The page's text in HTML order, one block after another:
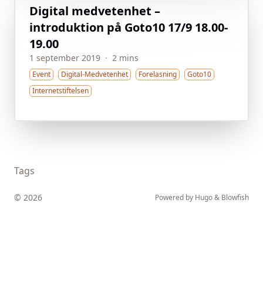
Digital medvetenhet –
introduktion på Goto10 17/9 18.00-
19.00
1 september 2019 · 2 mins
Event Digital-Medvetenhet Forelasning
Goto10
Internetstiftelsen
Tags
© 2026 Powered by Hugo& Blowfish